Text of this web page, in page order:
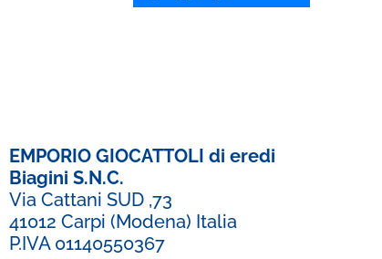
EMPORIO GIOCATTOLI di eredi
Biagini S.N.C.
Via Cattani SUD ,73
41012 Carpi (Modena) Italia
P.IVA 01140550367